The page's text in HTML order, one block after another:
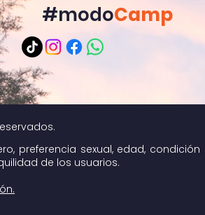
#modoCamp
preferencia sexual, edad,
de los usuarios.